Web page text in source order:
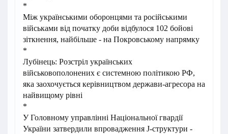
*
Між українськими оборонцями та російськими
військами від початку доби відбулося 102 бойові
зіткнення, найбільше - на Покровському напрямку
*
Лубінець: Розстріл українських
військовополонених є системною політикою РФ,
яка заохочується керівництвом держави-агресора на
найвищому рівні
*
У Головному управлінні Національної гвардії
України затвердили впровадження J-структури -